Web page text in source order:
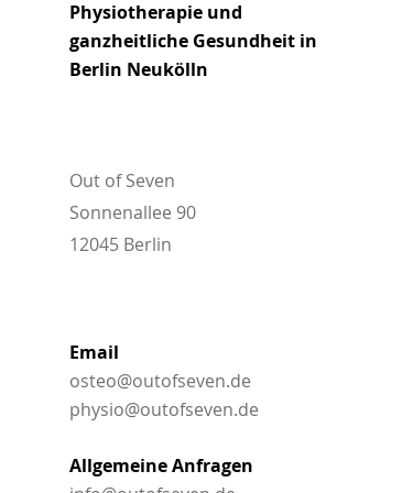
Physiotherapie und
ganzheitliche Gesundheit in
Berlin Neukölln
Out of Seven
Sonnenallee 90
12045 Berlin
Email
osteo@outofseven.de
physio@outofseven.de
Allgemeine Anfragen